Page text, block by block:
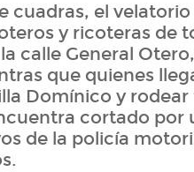
cuadras, el
y ricoteras de
calle General
que quienes
Domínico y
cortado por
de la policía